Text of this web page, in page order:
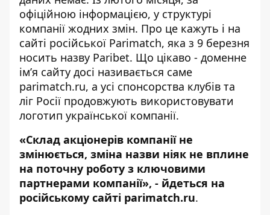
офіційною інформацією, у структурі
компанії жодних змін. Про це кажуть і на
сайті російської Parimatch, яка з 9 березня
носить назву Paribet. Що цікаво - доменне
ім’я сайту досі називається саме
parimatch.ru, а усі спонсорства клубів та
ліг Росії продовжують використовувати
логотип української компанії.
«Склад акціонерів компанії не
змінюється, зміна назви ніяк не вплине
на поточну роботу з ключовими
партнерами компанії», - йдеться на
російському сайті parimatch.ru.